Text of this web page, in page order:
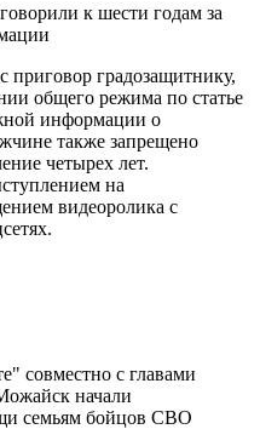
к шести годам за
градозащитнику,
общего режима по статье
информации о
также запрещено
четырех лет.
на
видеоролика с
совместно с главами
начали
семьям бойцов СВО